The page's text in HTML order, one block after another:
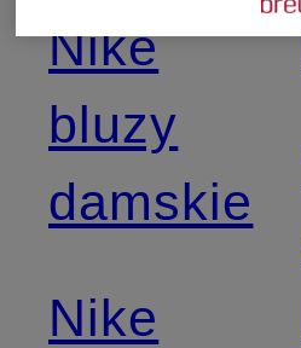
Nike
bluzy
damskie
Nike